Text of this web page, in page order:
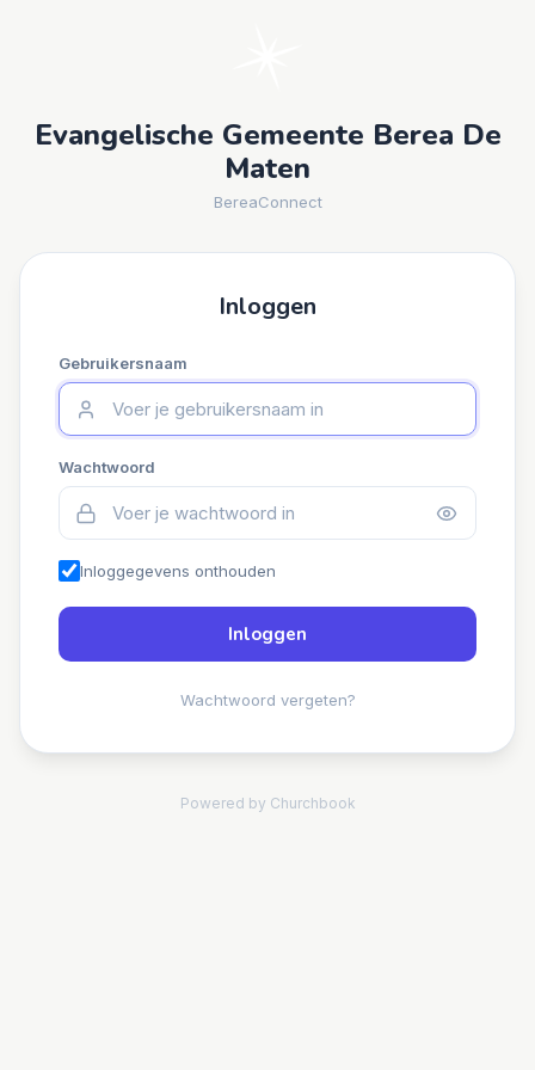
Evangelische Gemeente Berea De
Maten
BereaConnect
Inloggen
Gebruikersnaam
Wachtwoord
Inloggegevens onthouden
Inloggen
Wachtwoord vergeten?
Powered by Churchbook